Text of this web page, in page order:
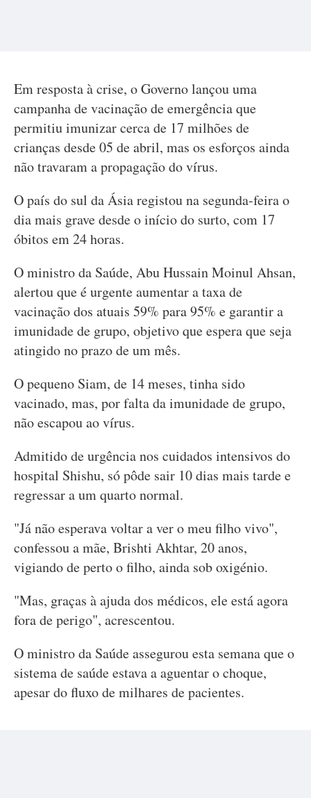
Em resposta à crise, o Governo lançou uma
campanha de vacinação de emergência que
permitiu imunizar cerca de 17 milhões de
crianças desde 05 de abril, mas os esforços ainda
não travaram a propagação do vírus.
O país do sul da Ásia registou na segunda-feira o
dia mais grave desde o início do surto, com 17
óbitos em 24 horas.
O ministro da Saúde, Abu Hussain Moinul Ahsan,
alertou que é urgente aumentar a taxa de
vacinação dos atuais 59% para 95% e garantir a
imunidade de grupo, objetivo que espera que seja
atingido no prazo de um mês.
O pequeno Siam, de 14 meses, tinha sido
vacinado, mas, por falta da imunidade de grupo,
não escapou ao vírus.
Admitido de urgência nos cuidados intensivos do
hospital Shishu, só pôde sair 10 dias mais tarde e
regressar a um quarto normal.
"Já não esperava voltar a ver o meu filho vivo",
confessou a mãe, Brishti Akhtar, 20 anos,
vigiando de perto o filho, ainda sob oxigénio.
"Mas, graças à ajuda dos médicos, ele está agora
fora de perigo", acrescentou.
O ministro da Saúde assegurou esta semana que o
sistema de saúde estava a aguentar o choque,
apesar do fluxo de milhares de pacientes.